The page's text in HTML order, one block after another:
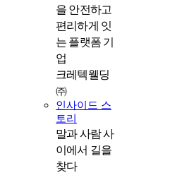
을 안전하고
편리하게 잇
는 플랫폼 기
업
크레텍웰딩
㈜
인사이드 스
토리
말과 사람 사
이에서 길을
찾다